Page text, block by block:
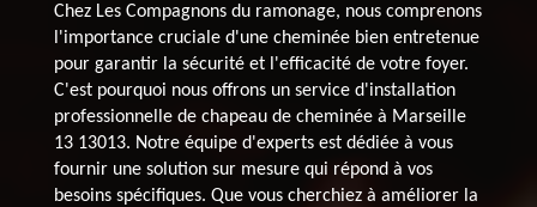
Chez Les Compagnons du ramonage, nous comprenons
l'importance cruciale d'une cheminée bien entretenue
pour garantir la sécurité et l'efficacité de votre foyer.
C'est pourquoi nous offrons un service d'installation
professionnelle de chapeau de cheminée à Marseille
13 13013. Notre équipe d'experts est dédiée à vous
fournir une solution sur mesure qui répond à vos
besoins spécifiques. Que vous cherchiez à améliorer la